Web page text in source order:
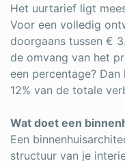
Het uurtarief ligt
Voor een volledig
doorgaans tussen €
de omvang van het
een percentage?
12% van de totale
Wat doet een
Een
structuur van je